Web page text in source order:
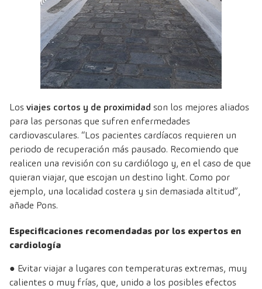
Losviajes cortos y de proximidad son los mejores aliados
para las personas que sufren enfermedades
cardiovasculares. “Los pacientes cardíacos requieren un
periodo de recuperación más pausado. Recomiendo que
realicen una revisión con su cardiólogo y, en el caso de que
quieran viajar, que escojan un destino light. Como por
ejemplo, una localidad costera y sin demasiada altitud”,
añade Pons.
Especificaciones recomendadas por los expertos en
cardiología
● Evitar viajar a lugares con temperaturas extremas, muy
calientes o muy frías, que, unido a los posibles efectos